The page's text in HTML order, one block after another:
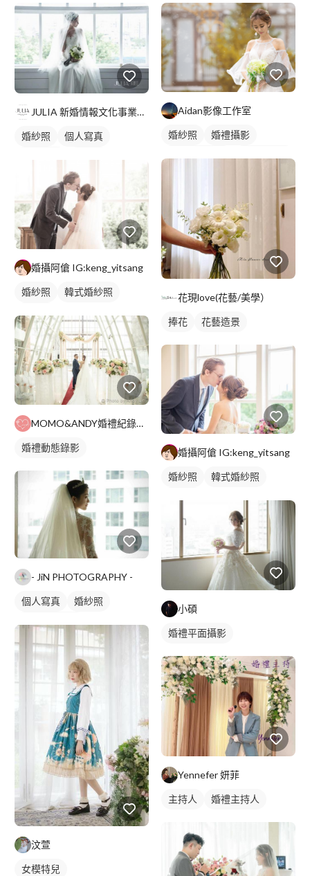
JULIA 新婚情報文化事業有限公司
婚紗照
個人寫真
個人婚紗寫真
韓式婚紗禮服
婚攝阿傖 IG:keng_yitsang
婚紗照
韓式婚紗照
MOMO&ANDY婚禮紀錄影像工作室
婚禮動態錄影
- JiN PHOTOGRAPHY -
個人寫真
婚紗照
汶萱
女模特兒
Aidan影像工作室
婚紗照
婚禮攝影
花現love(花藝/美學）
捧花 花藝造景
婚攝阿傖 IG:keng_yitsang
婚紗照
韓式婚紗照
小碩
婚禮平面攝影
Yennefer 妍菲
主持人 婚禮主持人